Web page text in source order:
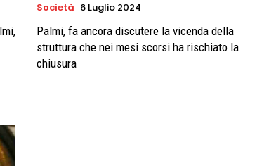
Società 6 Luglio 2024
Palmi, fa ancora discutere la vicenda della
struttura che nei mesi scorsi ha rischiato la
chiusura